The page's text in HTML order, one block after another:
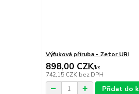
Výfuková příruba - Zetor URI
898,00 CZK/ks
742,15 CZK bez DPH
Přidat do